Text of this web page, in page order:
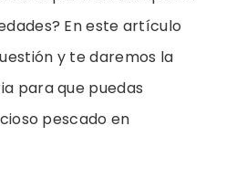
En este artículo
y te daremos la
para que puedas
pescado en